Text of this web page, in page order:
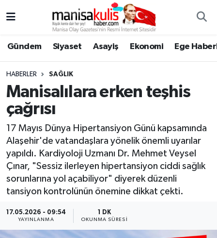
Gündem Siyaset Asayiş Ekonomi Ege
HABERLER SAĞLIK
Manisalılara erken teşhis
çağrısı
17 Mayıs Dünya Hipertansiyon Günü kapsamında
Alaşehir'de vatandaşlara yönelik önemli uyarılar
yapıldı. Kardiyoloji Uzmanı Dr. Mehmet Veysel
Çınar, "Sessiz ilerleyen hipertansiyon ciddi sağlık
sorunlarına yol açabiliyor" diyerek düzenli
tansiyon kontrolünün önemine dikkat çekti.
17.05.2026 - 09:54
YAYINLANMA
1 DK
OKUNMA SÜRESI
Ege Haberleri
Ekonomi
Genel
Gündem
Resmi İlan
Siyaset
Spor
Yunusemre Hava Durumu
Yunusemre Trafik Yoğunluk Haritası
Süper Lig Puan Durumu ve Fikstür
Tüm Manşetler
Son Dakika Haberleri
Haber Arşivi